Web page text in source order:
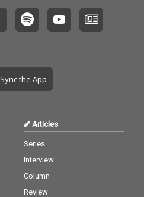
プスを横断する多彩な
活動を続けてきた草田
Sync the App
Articles
Series
Interview
Column
Review